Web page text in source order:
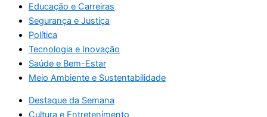
Educação e Carreiras
Segurança e Justiça
Política
Tecnologia e Inovação
Saúde e Bem-Estar
Meio Ambiente e Sustentabilidade
Destaque da Semana
Cultura e Entretenimento